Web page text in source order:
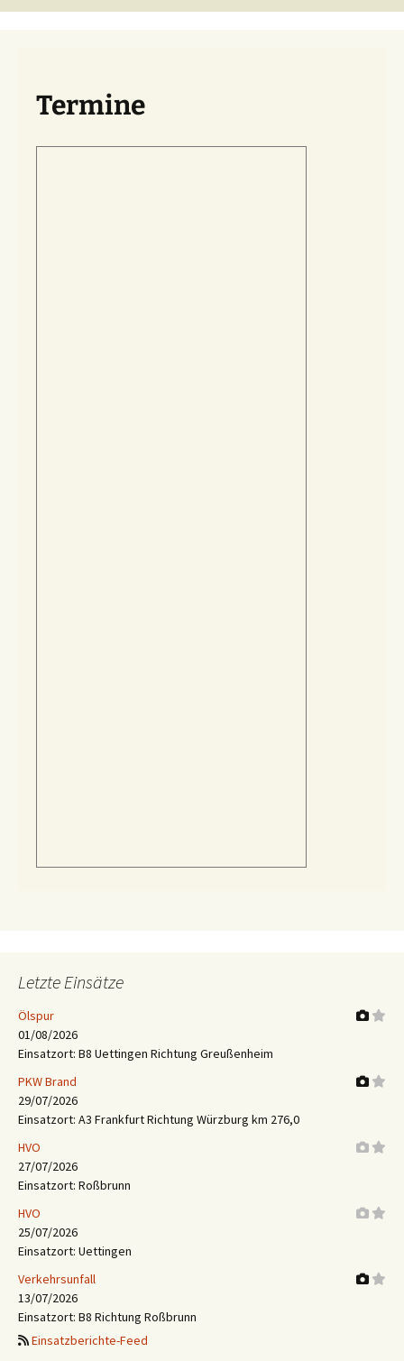
Termine
Letzte Einsätze
Ölspur
01/08/2026
Einsatzort: B8 Uettingen Richtung Greußenheim
PKW Brand
29/07/2026
Einsatzort: A3 Frankfurt Richtung Würzburg km 276,0
HVO
27/07/2026
Einsatzort: Roßbrunn
HVO
25/07/2026
Einsatzort: Uettingen
Verkehrsunfall
13/07/2026
Einsatzort: B8 Richtung Roßbrunn
Einsatzberichte-Feed